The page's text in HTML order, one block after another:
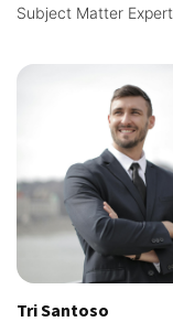
Subject Matter Expert
Tri Santoso